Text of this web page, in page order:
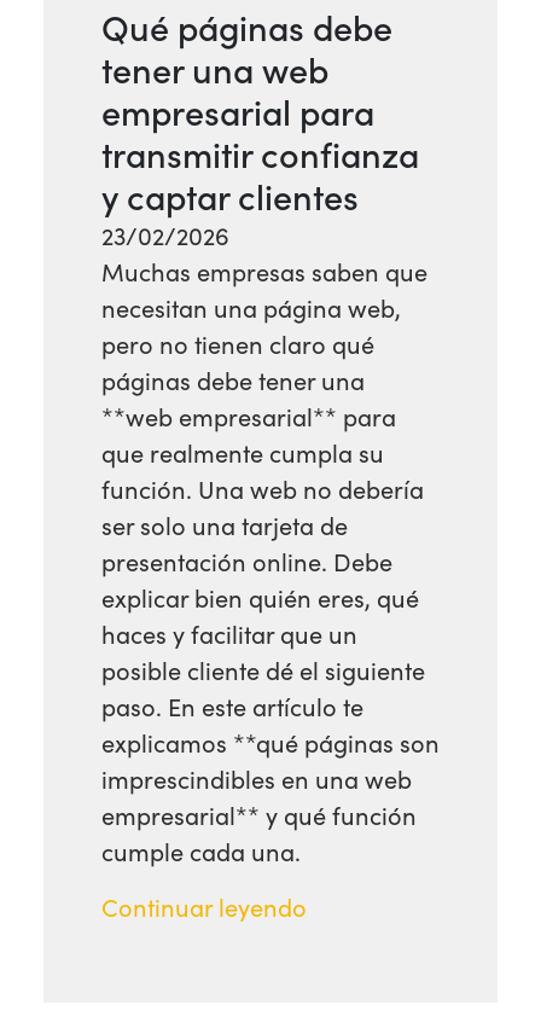
Qué páginas debe
tener una web
empresarial para
transmitir confianza
y captar clientes
23/02/2026
Muchas empresas saben que
necesitan una página web,
pero no tienen claro qué
páginas debe tener una
**web empresarial** para
que realmente cumpla su
función. Una web no debería
ser solo una tarjeta de
presentación online. Debe
explicar bien quién eres, qué
haces y facilitar que un
posible cliente dé el siguiente
paso. En este artículo te
explicamos **qué páginas son
imprescindibles en una web
empresarial** y qué función
cumple cada una.
Continuar leyendo